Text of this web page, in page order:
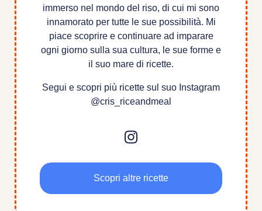
immerso nel mondo del riso, di cui mi sono
innamorato per tutte le sue possibilità. Mi
piace scoprire e continuare ad imparare
ogni giorno sulla sua cultura, le sue forme e
il suo mare di ricette.
Segui e scopri più ricette sul suo Instagram
@cris_riceandmeal
Scopri altre ricette